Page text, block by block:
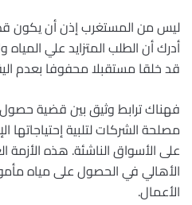
ليس من المستغرب إذن أن يكون
أدرك أن الطلب المتزايد علي
قد خلقا مستقبلا محفوفا بعدم
فهناك ترابط وثيق بين قضية حصول
مصلحة الشركات لتلبية إحتياجاتها
على الأسواق الناشئة. هذه
الأهالي في الحصول على مياه
الأعمال.